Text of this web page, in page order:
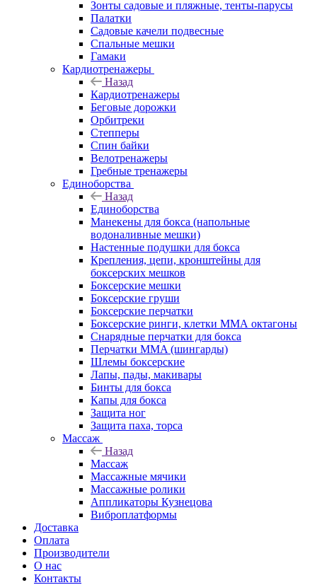
Зонты садовые и пляжные, тенты-парусы
Палатки
Садовые качели подвесные
Спальные мешки
Гамаки
Кардиотренажеры
Назад
Кардиотренажеры
Беговые дорожки
Орбитреки
Степперы
Спин байки
Велотренажеры
Гребные тренажеры
Единоборства
Назад
Единоборства
Манекены для бокса (напольные
водоналивные мешки)
Настенные подушки для бокса
Крепления, цепи, кронштейны для
боксерских мешков
Боксерские мешки
Боксерские груши
Боксерские перчатки
Боксерские ринги, клетки ММА октагоны
Снарядные перчатки для бокса
Перчатки MMA (шингарды)
Шлемы боксерские
Лапы, пады, макивары
Бинты для бокса
Капы для бокса
Защита ног
Защита паха, торса
Массаж
Назад
Массаж
Массажные мячики
Массажные ролики
Аппликаторы Кузнецова
Виброплатформы
Доставка
Оплата
Производители
О нас
Контакты